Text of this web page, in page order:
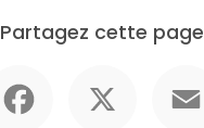
Partagez cette page